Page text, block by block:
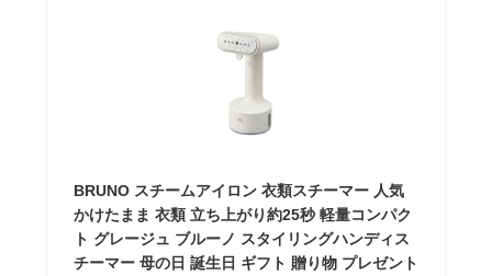
BRUNO スチームアイロン 衣類スチーマー 人気
かけたまま 衣類 立ち上がり約25秒 軽量コンパク
ト グレージュ ブルーノ スタイリングハンディス
チーマー 母の日 誕生日 ギフト 贈り物 プレゼント